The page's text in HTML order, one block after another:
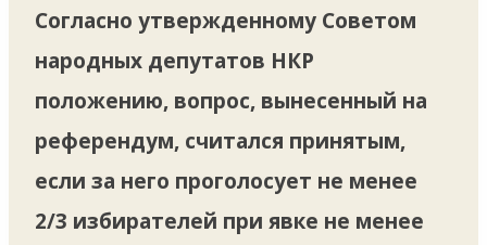
Согласно утвержденному Советом
народных депутатов НКР
положению, вопрос, вынесенный на
референдум, считался принятым,
если за него проголосует не менее
2/3 избирателей при явке не менее